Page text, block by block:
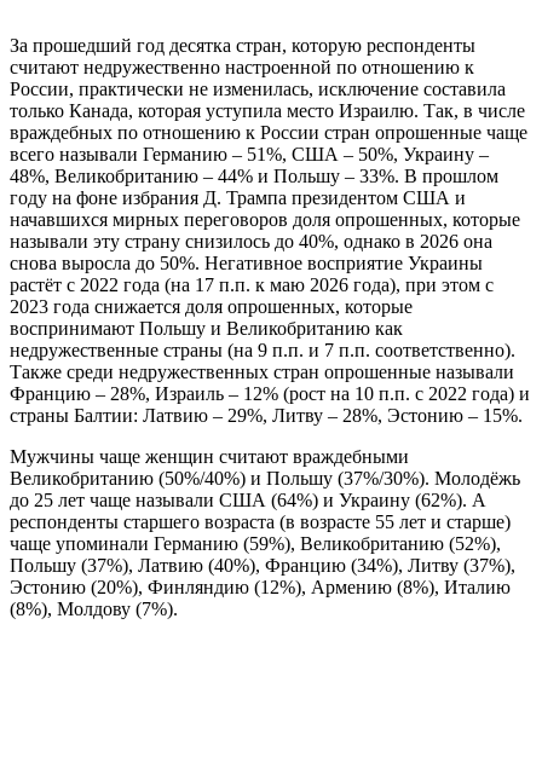
За прошедший год десятка стран, которую респонденты
считают недружественно настроенной по отношению к
России, практически не изменилась, исключение составила
только Канада, которая уступила место Израилю. Так, в числе
враждебных по отношению к России стран опрошенные чаще
всего называли Германию – 51%, США – 50%, Украину –
48%, Великобританию – 44% и Польшу – 33%. В прошлом
году на фоне избрания Д. Трампа президентом США и
начавшихся мирных переговоров доля опрошенных, которые
называли эту страну снизилось до 40%, однако в 2026 она
снова выросла до 50%. Негативное восприятие Украины
растёт с 2022 года (на 17 п.п. к маю 2026 года), при этом с
2023 года снижается доля опрошенных, которые
воспринимают Польшу и Великобританию как
недружественные страны (на 9 п.п. и 7 п.п. соответственно).
Также среди недружественных стран опрошенные называли
Францию – 28%, Израиль – 12% (рост на 10 п.п. с 2022 года) и
страны Балтии: Латвию – 29%, Литву – 28%, Эстонию – 15%.
Мужчины чаще женщин считают враждебными
Великобританию (50%/40%) и Польшу (37%/30%). Молодёжь
до 25 лет чаще называли США (64%) и Украину (62%). А
респонденты старшего возраста (в возрасте 55 лет и старше)
чаще упоминали Германию (59%), Великобританию (52%),
Польшу (37%), Латвию (40%), Францию (34%), Литву (37%),
Эстонию (20%), Финляндию (12%), Армению (8%), Италию
(8%), Молдову (7%).